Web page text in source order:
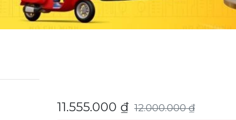
11.555.000 ₫ 12.000.000₫